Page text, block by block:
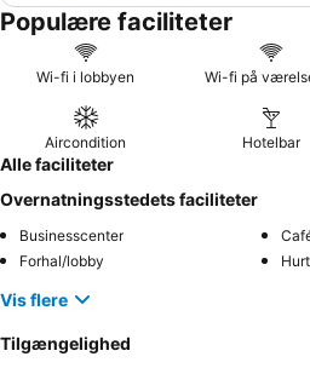
Populære faciliteter
Wi-fi i lobbyen Wi-fi på
Aircondition Hotelbar
Alle faciliteter
Overnatningsstedets faciliteter
Businesscenter
Forhal/lobby
Vis flere
Tilgængelighed